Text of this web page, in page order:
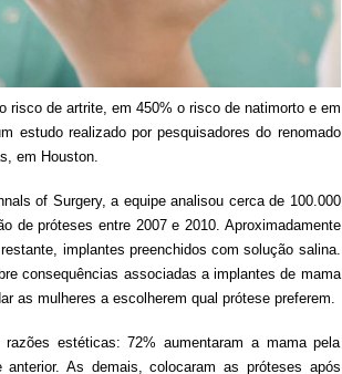
risco de artrite, em 450% o risco de natimorto e em
estudo realizado por pesquisadores do renomado
em Houston.
of Surgery, a equipe analisou cerca de 100.000
de próteses entre 2007 e 2010. Aproximadamente
implantes preenchidos com solução salina.
consequências associadas a implantes de mama
as mulheres a escolherem qual prótese preferem.
estéticas: 72% aumentaram a mama pela
As demais, colocaram as próteses após